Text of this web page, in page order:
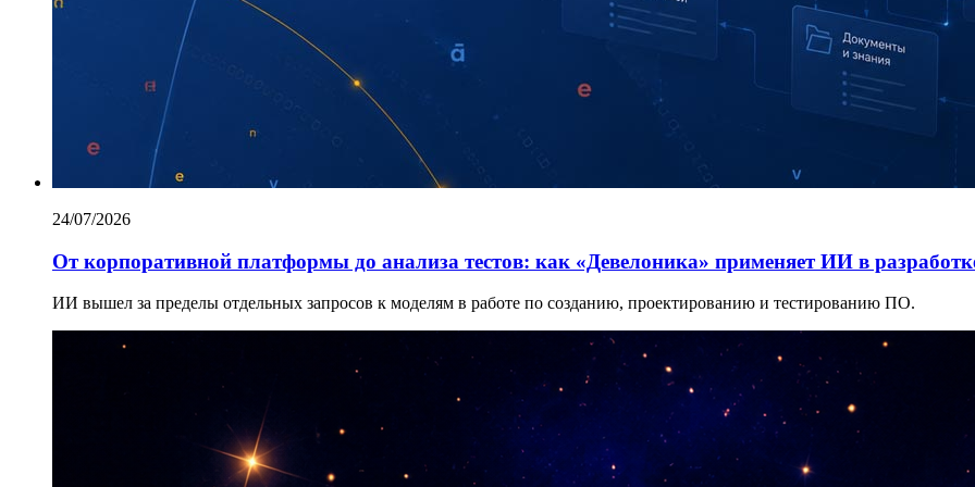
24/07/2026
От корпоративной платформы до анализа тестов: как «Девелоника» применяет ИИ в
ИИ вышел за пределы отдельных запросов к моделям в работе по созданию, проектированию и тестированию ПО.